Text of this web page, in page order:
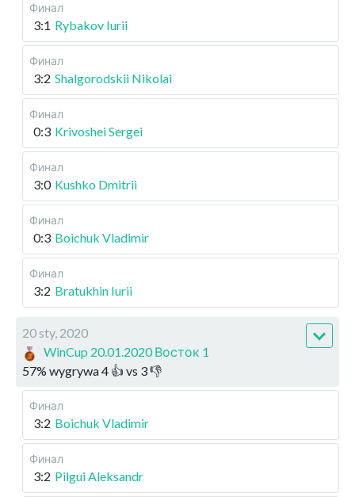
Финал
3:1 Rybakov Iurii
Финал
3:2 Shalgorodskii Nikolai
Финал
0:3 Krivoshei Sergei
Финал
3:0 Kushko Dmitrii
Финал
0:3 Boichuk Vladimir
Финал
3:2 Bratukhin Iurii
20 sty, 2020
WinCup 20.01.2020 Восток 1
57% wygrywa4 👍 vs 3👎
Финал
3:2 Boichuk Vladimir
Финал
3:2 Pilgui Aleksandr